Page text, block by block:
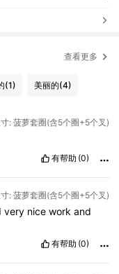
查看更多
(1) 美丽的(4)
: 菠萝套圈(含5个圈+5个叉)
有帮助 (0)
: 菠萝套圈(含5个圈+5个叉)
very niceworkand
有帮助 (0)